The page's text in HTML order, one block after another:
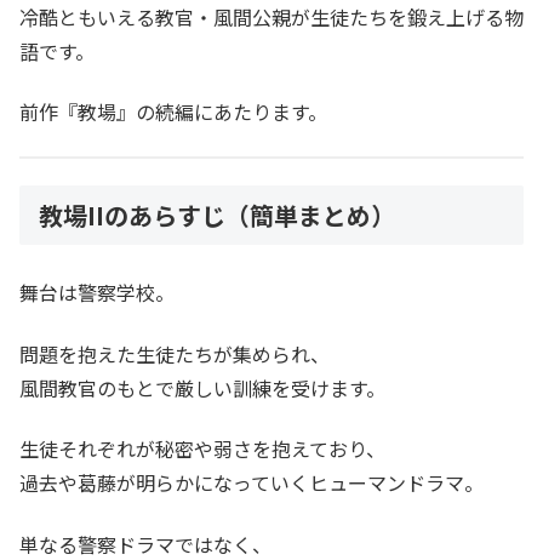
冷酷ともいえる教官・風間公親が生徒たちを鍛え上げる物
語です。
前作『教場』の続編にあたります。
教場IIのあらすじ（簡単まとめ）
舞台は警察学校。
問題を抱えた生徒たちが集められ、
風間教官のもとで厳しい訓練を受けます。
生徒それぞれが秘密や弱さを抱えており、
過去や葛藤が明らかになっていくヒューマンドラマ。
単なる警察ドラマではなく、